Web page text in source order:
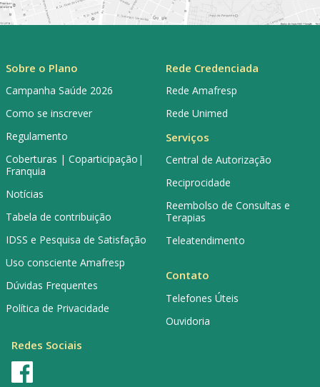
Sobre o Plano
Campanha Saúde 2026
Como se inscrever
Regulamento
Coberturas | Coparticipação|
Franquia
Notícias
Tabela de contribuição
IDSS e Pesquisa de Satisfação
Uso consciente Amafresp
Dúvidas Frequentes
Política de Privacidade
Rede Credenciada
Rede Amafresp
Rede Unimed
Serviços
Central de Autorização
Reciprocidade
Reembolso de Consultas e
Terapias
Teleatendimento
Contato
Telefones Úteis
Ouvidoria
Redes Sociais